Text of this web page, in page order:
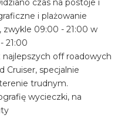
czas na postoje i
i plażowanie
zwykle 09:00 - 21:00 w
21:00
off roadowych
Cruiser, specjalnie
trudnym.
wycieczki, na